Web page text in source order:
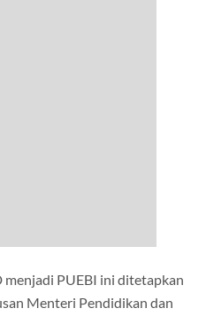
PUEBI ini ditetapkan
Menteri Pendidikan dan